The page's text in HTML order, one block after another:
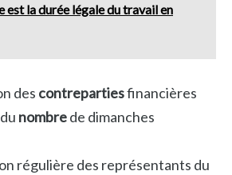
est la durée légale du travail en
des contrepartiesfinancières
nombrede dimanches
régulière des représentants du